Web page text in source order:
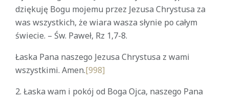
dziękuję Bogu mojemu przez Jezusa Chrystusa za
was wszystkich, że wiara wasza słynie po całym
świecie. – Św. Paweł, Rz 1,7-8.
Łaska Pana naszego Jezusa Chrystusa z wami
wszystkimi. Amen.[998]
2. Łaska wam i pokój od Boga Ojca, naszego Pana